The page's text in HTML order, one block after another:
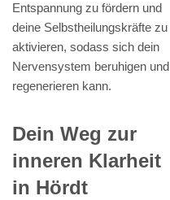
Entspannung zu fördern und
deine Selbstheilungskräfte zu
aktivieren, sodass sich dein
Nervensystem beruhigen und
regenerieren kann.
Dein Weg zur
inneren Klarheit
in Hördt